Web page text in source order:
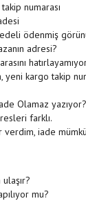
numarası
ödenmiş
adresi?
yeni kargo takip
Olamaz yazıyor?
farklı.
iade
mu?